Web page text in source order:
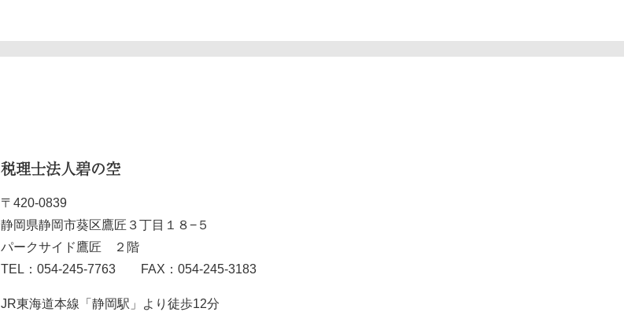
税理士法人碧の空
〒420-0839
静岡県静岡市葵区鷹匠３丁目１８−５
パークサイド鷹匠 ２階
TEL：054-245-7763 FAX：054-245-3183
JR東海道本線「静岡駅」より徒歩12分